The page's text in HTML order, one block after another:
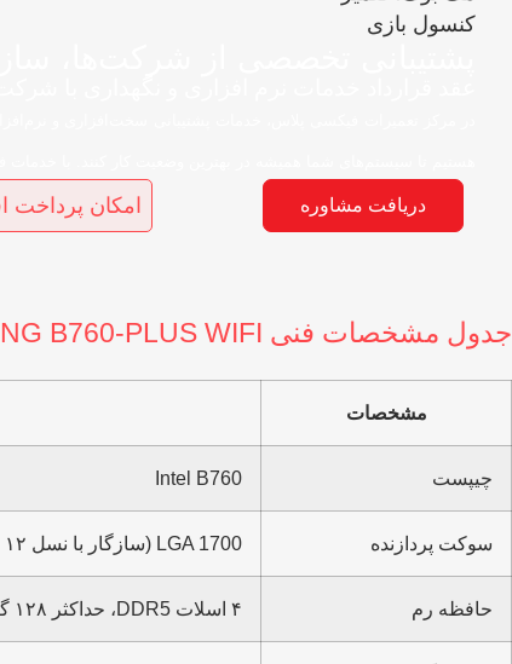
دریافت مشاوره امکان
جدول مشخصات فنی TUF GAMING B760-PLUS WIFI
مشخصات
چیپست Intel B760
سوکت پردازنده LGA 1700 (سازگار با نسل ۱۲ و ۱۳ اینتل)
حافظه رم ۴ اسلات DDR5، حداکثر ۱۲۸ گیگابایت، ۷۲۰۰ مگاهرتز (OC)